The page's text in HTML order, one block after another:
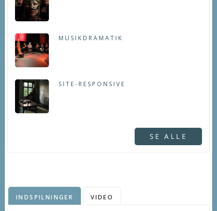
MUSIKDRAMATIK
SITE-RESPONSIVE
SE ALLE
INDSPILNINGER VIDEO